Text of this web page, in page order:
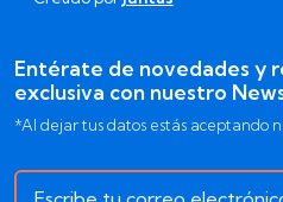
Entérate de novedades y
exclusiva con nuestro
*Al dejar tus datos estás aceptando